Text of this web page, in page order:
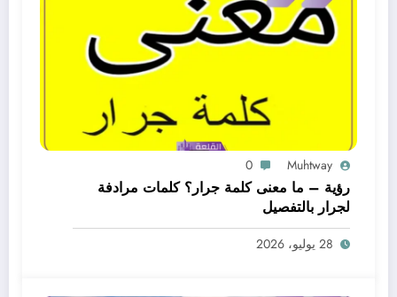
Muhtway
0
رؤية – ما معنى كلمة جرار؟ كلمات مرادفة
لجرار بالتفصيل
28 يوليو، 2026